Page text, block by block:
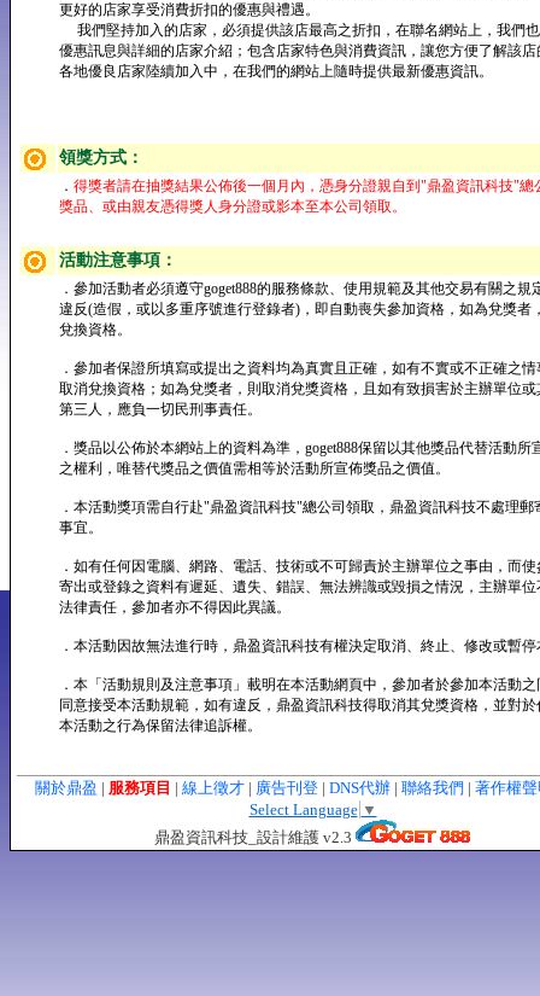
更好的店家享受消費折扣的優惠與禮遇。
我們堅持加入的店家，必須提供該店最高之折扣，在聯名網站上，我們
優惠訊息與詳細的店家介紹；包含店家特色與消費資訊，讓您方便了解該店
各地優良店家陸續加入中，在我們的網站上隨時提供最新優惠資訊。
領獎方式：
． 得獎者請在抽獎結果公佈後一個月內，憑身分證親自到"鼎盈資訊科技"總
獎品、或由親友憑得獎人身分證或影本至本公司領取。
活動注意事項：
．參加活動者必須遵守goget888的服務條款、使用規範及其他交易有關之規
違反(造假，或以多重序號進行登錄者)，即自動喪失參加資格，如為兌獎者
兌換資格。
．參加者保證所填寫或提出之資料均為真實且正確，如有不實或不正確之
取消兌換資格；如為兌獎者，則取消兌獎資格，且如有致損害於主辦單位或
第三人，應負一切民刑事責任。
．獎品以公佈於本網站上的資料為準，goget888保留以其他獎品代替活動所
之權利，唯替代獎品之價值需相等於活動所宣佈獎品之價值。
．本活動獎項需自行赴"鼎盈資訊科技"總公司領取，鼎盈資訊科技不處理郵
事宜。
．如有任何因電腦、網路、電話、技術或不可歸責於主辦單位之事由，而
寄出或登錄之資料有遲延、遺失、錯誤、無法辨識或毀損之情況，主辦單位
法律責任，參加者亦不得因此異議。
．本活動因故無法進行時，鼎盈資訊科技有權決定取消、終止、修改或暫
．本「活動規則及注意事項」載明在本活動網頁中，參加者於參加本活動
同意接受本活動規範，如有違反，鼎盈資訊科技得取消其兌獎資格，並對
本活動之行為保留法律追訴權。
關於鼎盈 | 服務項目 | 線上徵才 | 廣告刊登 | DNS代辦 | 聯絡我們 | 著作
Select Language ▼
鼎盈資訊科技_設計維護 v2.3